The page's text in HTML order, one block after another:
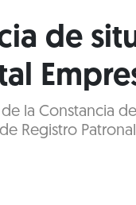
de
la Constancia
Registro